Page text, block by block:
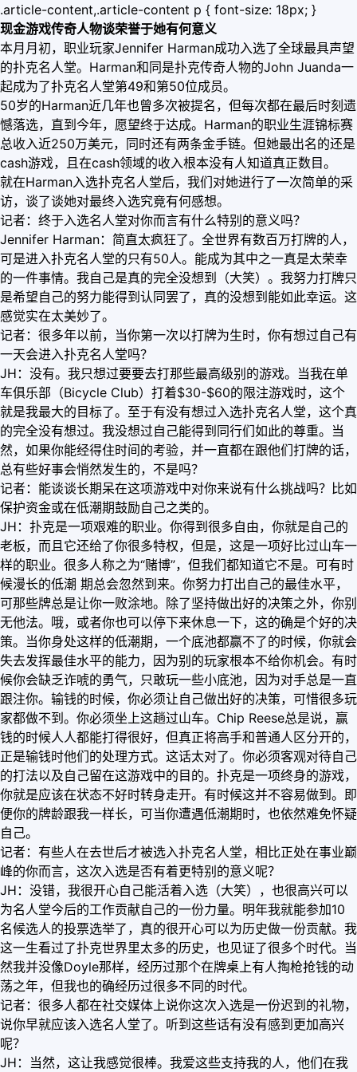
.article-content,.article-content p { font-size: 18px; }
现金游戏传奇人物谈荣誉于她有何意义
本月月初，职业玩家Jennifer Harman成功入选了全球最具声望
的扑克名人堂。Harman和同是扑克传奇人物的John Juanda一
起成为了扑克名人堂第49和第50位成员。
50岁的Harman近几年也曾多次被提名，但每次都在最后时刻遗
憾落选，直到今年，愿望终于达成。Harman的职业生涯锦标赛
总收入近250万美元，同时还有两条金手链。但她最出名的还是
cash游戏，且在cash领域的收入根本没有人知道真正数目。
就在Harman入选扑克名人堂后，我们对她进行了一次简单的采
访，谈了谈她对最终入选究竟有何感想。
记者：终于入选名人堂对你而言有什么特别的意义吗？
Jennifer Harman：简直太疯狂了。全世界有数百万打牌的人，
可是进入扑克名人堂的只有50人。能成为其中之一真是太荣幸
的一件事情。我自己是真的完全没想到（大笑）。我努力打牌只
是希望自己的努力能得到认同罢了，真的没想到能如此幸运。这
感觉实在太美妙了。
记者：很多年以前，当你第一次以打牌为生时，你有想过自己有
一天会进入扑克名人堂吗？
JH：没有。我只想过要要去打那些最高级别的游戏。当我在单
车俱乐部（Bicycle Club）打着$30-$60的限注游戏时，这个
就是我最大的目标了。至于有没有想过入选扑克名人堂，这个真
的完全没有想过。我没想过自己能得到同行们如此的尊重。当
然，如果你能经得住时间的考验，并一直都在跟他们打牌的话，
总有些好事会悄然发生的，不是吗？
记者：能谈谈长期呆在这项游戏中对你来说有什么挑战吗？比如
保护资金或在低潮期鼓励自己之类的。
JH：扑克是一项艰难的职业。你得到很多自由，你就是自己的
老板，而且它还给了你很多特权，但是，这是一项好比过山车一
样的职业。很多人称之为“赌博”，但我们都知道它不是。可有时
候漫长的低潮 期总会忽然到来。你努力打出自己的最佳水平，
可那些牌总是让你一败涂地。除了坚持做出好的决策之外，你别
无他法。哦，或者你也可以停下来休息一下，这的确是个好的决
策。当你身处这样的低潮期，一个底池都赢不了的时候，你就会
失去发挥最佳水平的能力，因为别的玩家根本不给你机会。有时
候你会缺乏诈唬的勇气，只敢玩一些小底池，因为对手总是一直
跟注你。输钱的时候，你必须让自己做出好的决策，可惜很多玩
家都做不到。你必须坐上这趟过山车。Chip Reese总是说，赢
钱的时候人人都能打得很好，但真正将高手和普通人区分开的，
正是输钱时他们的处理方式。这话太对了。你必须客观对待自己
的打法以及自己留在这游戏中的目的。扑克是一项终身的游戏，
你就是应该在状态不好时转身走开。有时候这并不容易做到。即
便你的牌龄跟我一样长，可当你遭遇低潮期时，也依然难免怀疑
自己。
记者：有些人在去世后才被选入扑克名人堂，相比正处在事业巅
峰的你而言，这次入选是否有着更特别的意义呢？
JH：没错，我很开心自己能活着入选（大笑），也很高兴可以
为名人堂今后的工作贡献自己的一份力量。明年我就能参加10
名候选人的投票选举了，真的很开心可以为历史做一份贡献。我
这一生看过了扑克世界里太多的历史，也见证了很多个时代。当
然我并没像Doyle那样，经历过那个在牌桌上有人掏枪抢钱的动
荡之年，但我也的确经历过很多不同的时代。
记者：很多人都在社交媒体上说你这次入选是一份迟到的礼物，
说你早就应该入选名人堂了。听到这些话有没有感到更加高兴
呢？
JH：当然，这让我感觉很棒。我爱这些支持我的人，他们在我